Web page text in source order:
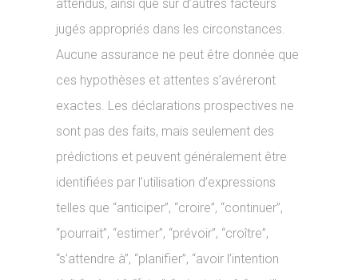
attendus, ainsi que sur d’autres facteurs
jugés appropriés dans les circonstances.
Aucune assurance ne peut être donnée que
ces hypothèses et attentes s’avéreront
exactes. Les déclarations prospectives ne
sont pas des faits, mais seulement des
prédictions et peuvent généralement être
identifiées par l’utilisation d’expressions
telles que “anticiper”, “croire”, “continuer”,
“pourrait”, “estimer”, “prévoir”, “croître”,
“s’attendre à”, “planifier”, “avoir l’intention